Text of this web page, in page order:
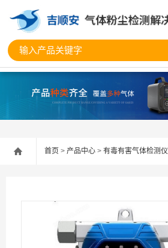
首页 > 产品中心 > 有毒有害气体检测仪